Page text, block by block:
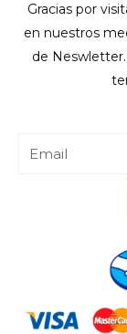
Gracias por
en nuestros
de